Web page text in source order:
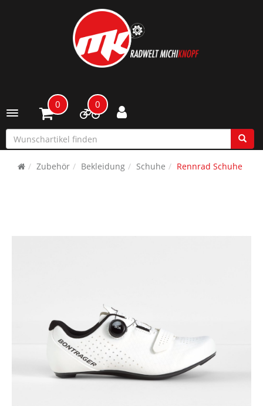
Toggle navigation
0 0
Zubehör Bekleidung Schuhe Rennrad Schuhe